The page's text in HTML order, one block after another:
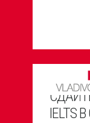
IELTS